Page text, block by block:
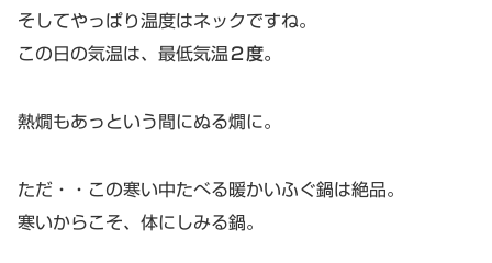
そしてやっぱり温度はネックですね。
この日の気温は、最低気温２度。
熱燗もあっという間にぬる燗に。
ただ・・この寒い中たべる暖かいふぐ鍋は絶品。
寒いからこそ、体にしみる鍋。